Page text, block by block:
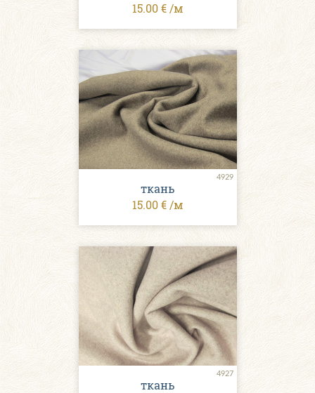
15.00 € /м
4929
ткань
15.00 € /м
4927
ткань